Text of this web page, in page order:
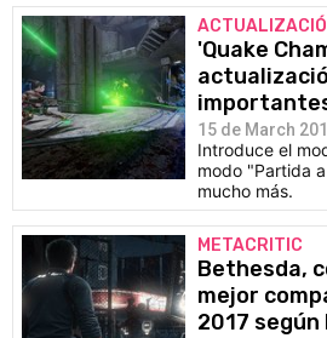
'Quake
15 de March
Introduce el
modo "Partida
mucho más.
METACRITIC
Bethesda,
mejor
2017